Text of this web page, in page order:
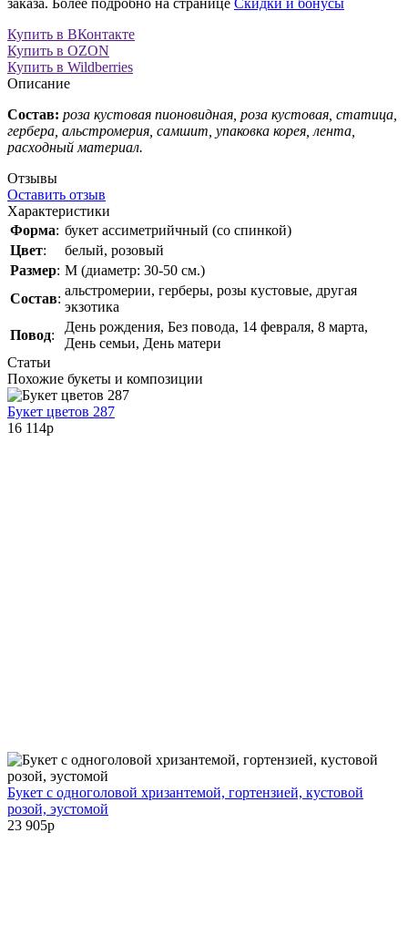
Купить в ВКонтакте
Купить в OZON
Купить в Wildberries
Описание
Состав: роза кустовая пионовидная, роза кустовая, статица,
гербера, альстромерия, самшит, упаковка корея, лента,
расходный материал.
Отзывы
Оставить отзыв
Характеристики
Форма: букет ассиметрийчный (со спинкой)
Цвет:
белый, розовый
Размер: M (диаметр: 30-50 см.)
Состав:
альстромерии, герберы, розы кустовые, другая
экзотика
Повод:
День рождения, Без повода, 14 февраля, 8 марта,
День семьи, День матери
Статьи
Похожие букеты и композиции
Букет цветов 287
16 114p
Букет с одноголовой хризантемой, гортензией, кустовой
розой, эустомой
23 905p